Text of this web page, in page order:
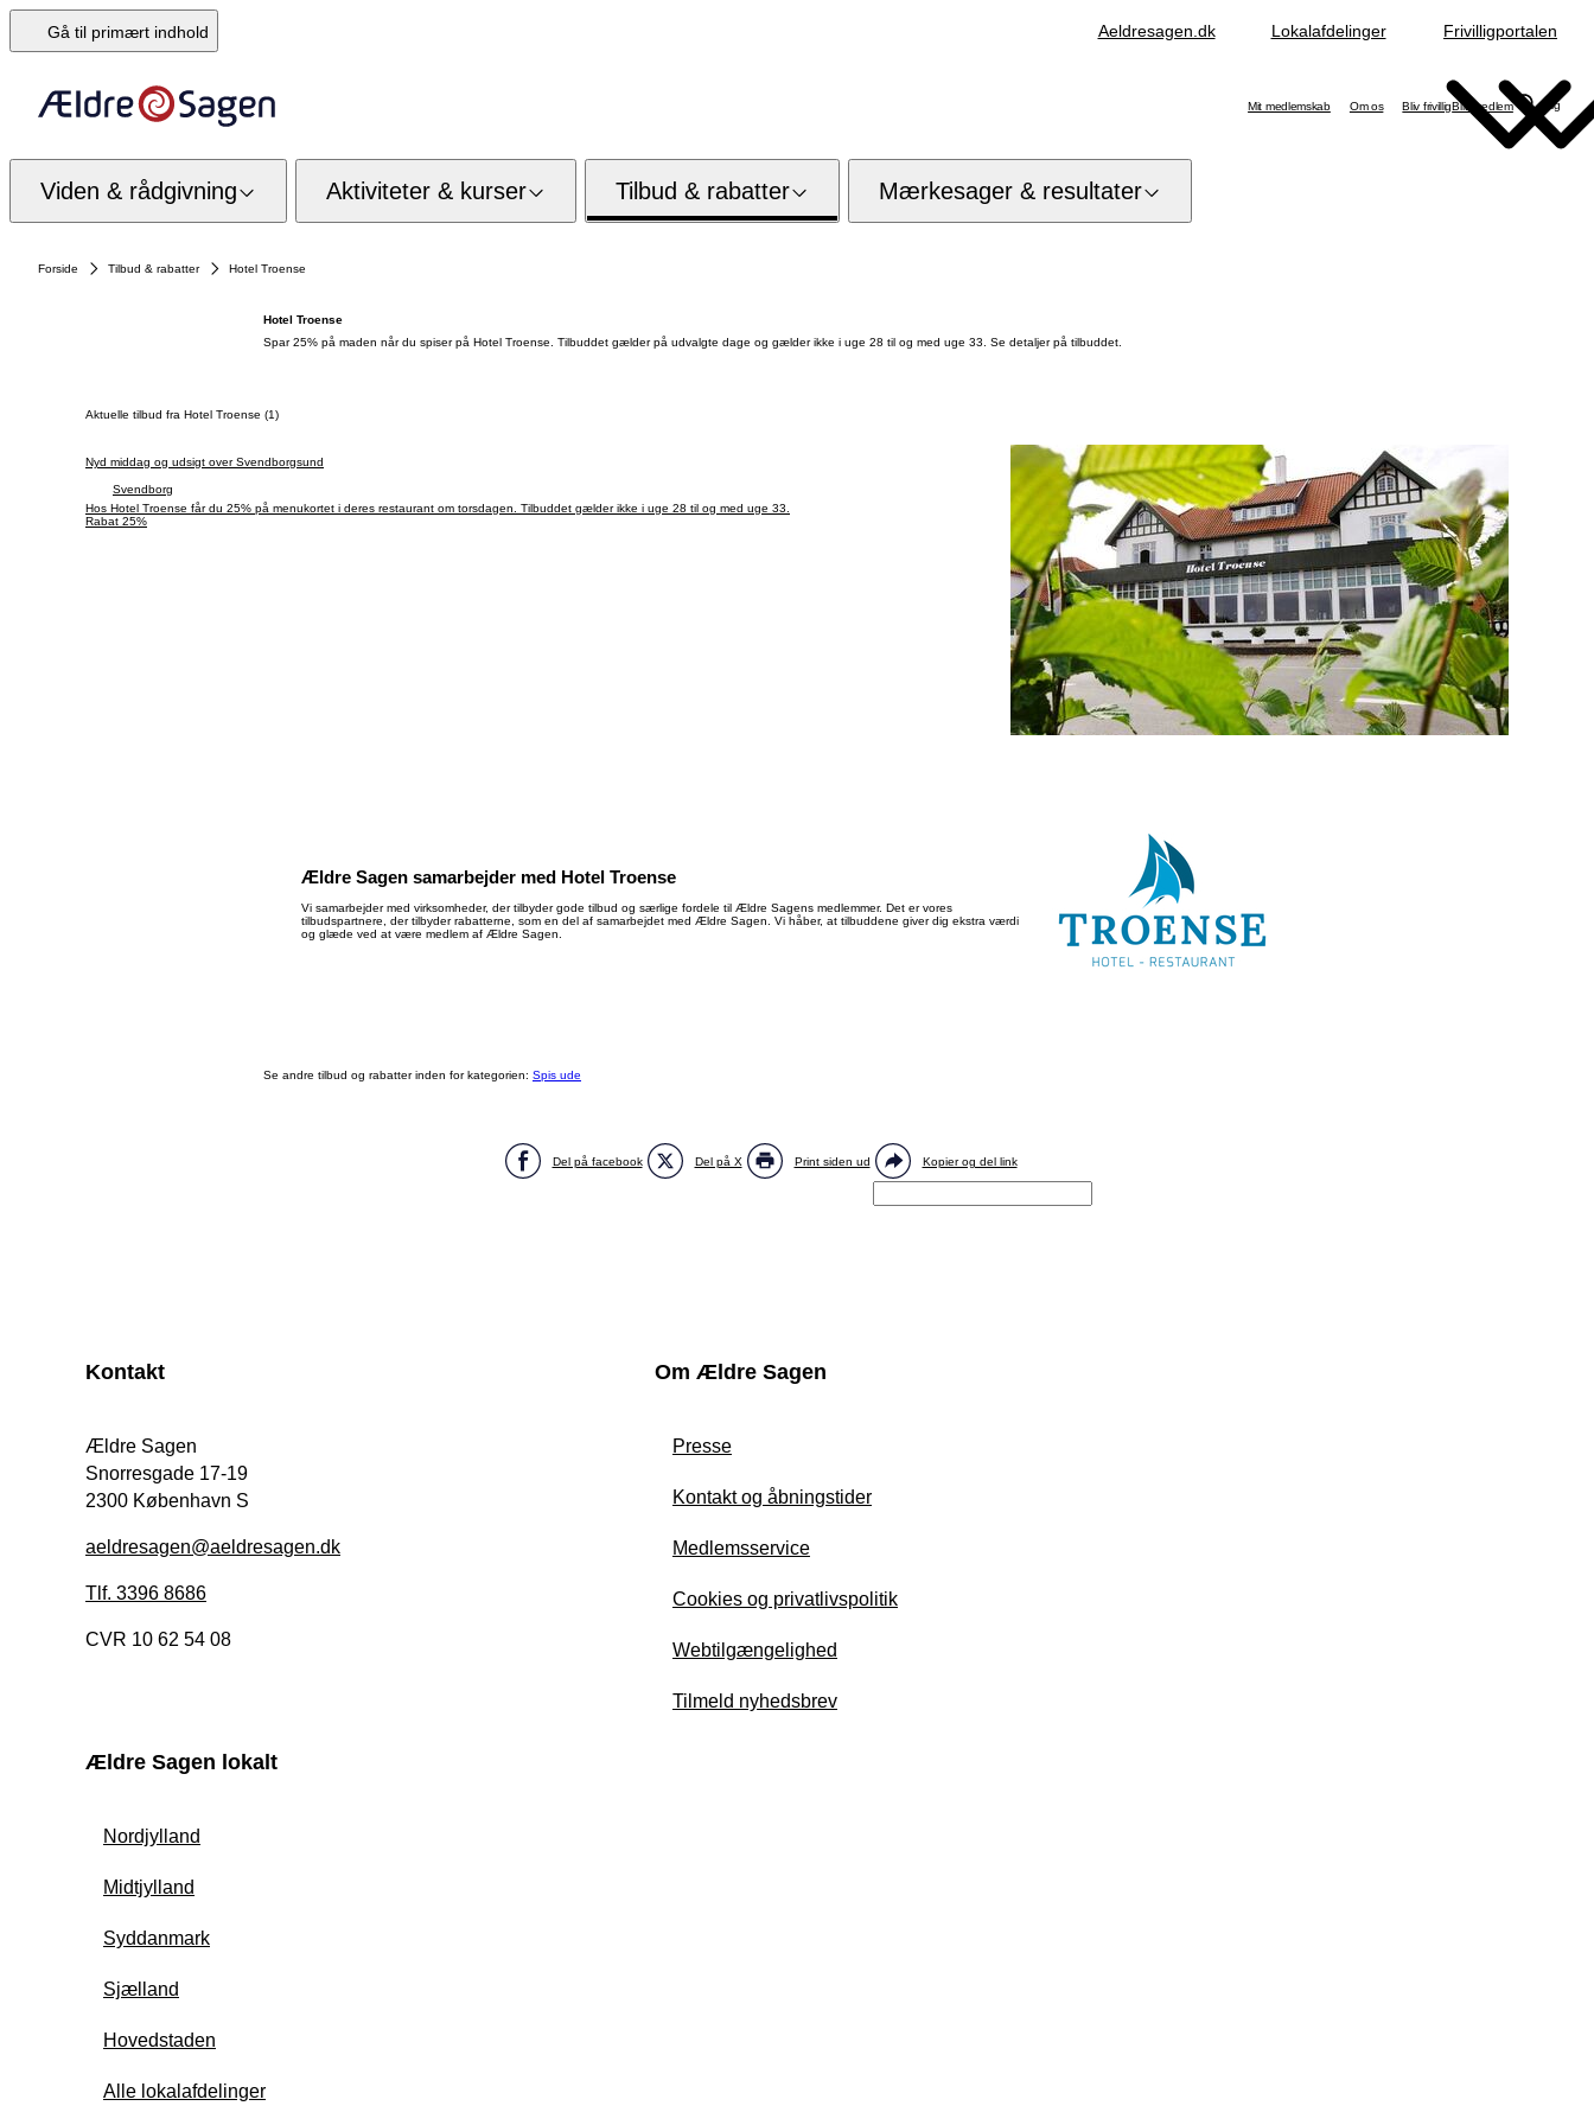
Gå til primært indhold Aeldresagen.dk Lokalafdelinger Frivilligportalen
Mit medlemskab Om os Bliv frivilligBliv medlem Søg
Viden & rådgivning Aktiviteter & kurser Tilbud & rabatter Mærkesager & resultater
Forside Tilbud & rabatter Hotel Troense
Hotel Troense
Spar 25% på maden når du spiser på Hotel Troense. Tilbuddet gælder på udvalgte dage og gælder ikke i uge 28 til og med uge 33. Se detaljer på tilbuddet.
Aktuelle tilbud fra Hotel Troense (1)
Nyd middag og udsigt over Svendborgsund
Svendborg
Hos Hotel Troense får du 25% på menukortet i deres restaurant om torsdagen. Tilbuddet gælder ikke i uge 28 til og med uge 33.
Rabat 25%
Ældre Sagen samarbejder med Hotel Troense
Vi samarbejder med virksomheder, der tilbyder gode tilbud og særlige fordele til Ældre Sagens medlemmer. Det er vores
tilbudspartnere, der tilbyder rabatterne, som en del af samarbejdet med Ældre Sagen. Vi håber, at tilbuddene giver dig ekstra værdi
og glæde ved at være medlem af Ældre Sagen.
Se andre tilbud og rabatter inden for kategorien: Spis ude
Del på facebook Del på X Print siden ud Kopier og del link
Kontakt
Ældre Sagen
Snorresgade 17-19
2300 København S
aeldresagen@aeldresagen.dk
Tlf. 3396 8686
CVR 10 62 54 08
Om Ældre Sagen
Presse
Kontakt og åbningstider
Medlemsservice
Cookies og privatlivspolitik
Webtilgængelighed
Tilmeld nyhedsbrev
Ældre Sagen lokalt
Nordjylland
Midtjylland
Syddanmark
Sjælland
Hovedstaden
Alle lokalafdelinger